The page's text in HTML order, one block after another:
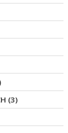
(3)